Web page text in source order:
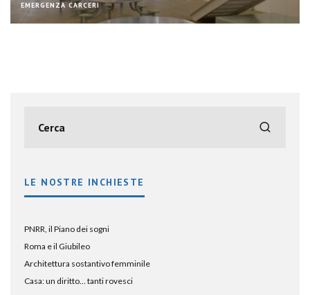
EMERGENZA CARCERI
LE NOSTRE INCHIESTE
PNRR, il Piano dei sogni
Roma e il Giubileo
Architettura sostantivo femminile
Casa: un diritto… tanti rovesci